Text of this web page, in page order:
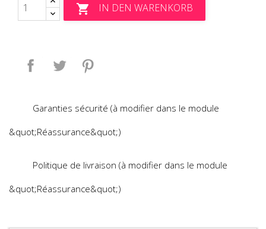
 IN DEN WARENKORB
Teilen Tweet
Garanties sécurité (à modifier dans le module
&quot;Réassurance&quot;)
Politique de livraison (à modifier dans le module
&quot;Réassurance&quot;)